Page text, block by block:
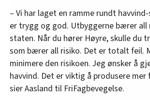
– Vi har laget en ramme rundt
er trygg og god. Utbyggerne bærer all
staten. Når du hører Høyre, skulle du
som bærer all risiko. Det er totalt feil.
minimere den risikoen. Jeg ønsker å
havvind. Det er viktig å produsere mer
sier Aasland til FriFagbevegelse.